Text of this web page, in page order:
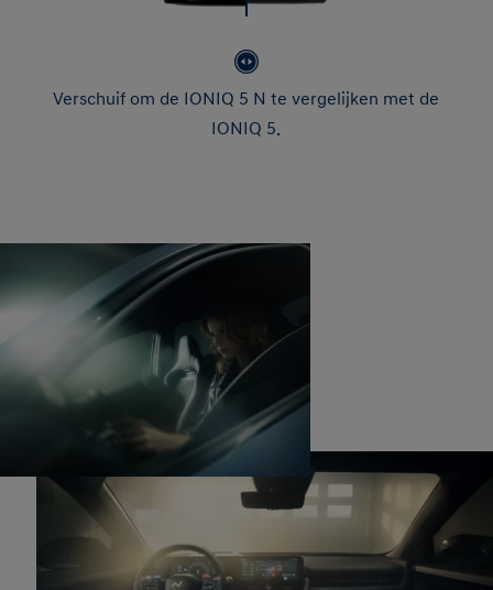
Verschuif om de IONIQ 5 N te vergelijken met de
IONIQ 5.